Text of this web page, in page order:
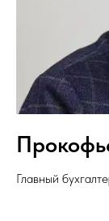
Главный